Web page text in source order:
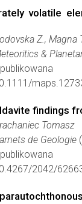
volatile
Z., Magna
&
findings
Tomasz
de Geologie
2042/